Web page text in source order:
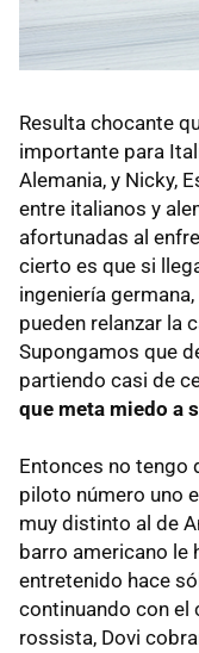
Resulta chocante
importante para
Alemania, y Nicky,
entre italianos y
afortunadas al
cierto es que si
ingeniería
pueden relanzar la
Supongamos que
partiendo casi de
que meta miedo a
Entonces no tengo
piloto número uno
muy distinto al de
barro americano le
entretenido hace
continuando con el
rossista, Dovi